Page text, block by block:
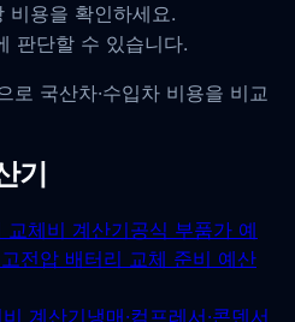
비용을 확인하세요.
판단할 수 있습니다.
국산차·수입차 비용을 비교
기
교체비 계산기공식 부품가 예
전압 배터리 교체 준비 예산
계산기냉매·컴프레서·콘덴서